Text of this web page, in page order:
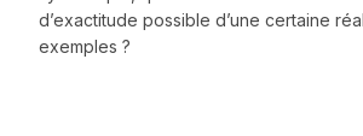
d’exactitude possible d’une certaine
exemples ?